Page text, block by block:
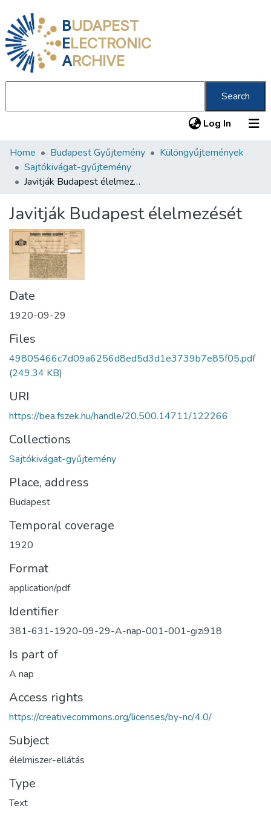
BUDAPEST
ELECTRONIC
ARCHIVE
Search
Log In (current)
Communities & Collections
All of DSpace
About us
Home Budapest Gyűjtemény
Különgyűjtemények
Sajtókivágat-gyűjtemény
Javitják Budapest élelmezését
Javitják Budapest élelmezését
Date
1920-09-29
Files
49805466c7d09a6256d8ed5d3d1e3739b7e85f05.pdf
(249.34 KB)
URI
https://bea.fszek.hu/handle/20.500.14711/122266
Collections
Sajtókivágat-gyűjtemény
Place, address
Budapest
Temporal coverage
1920
Format
application/pdf
Identifier
381-631-1920-09-29-A-nap-001-001-gizi918
Is part of
A nap
Access rights
https://creativecommons.org/licenses/by-nc/4.0/
Subject
élelmiszer-ellátás
Type
Text